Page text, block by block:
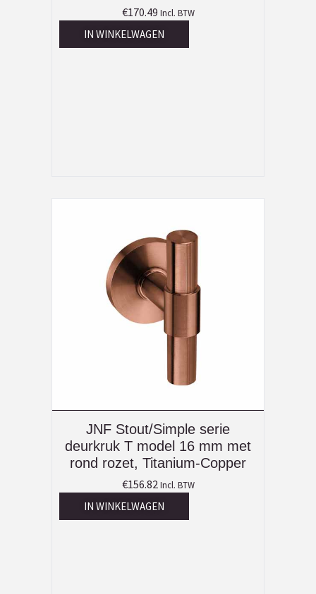
€170.49 Incl. BTW
IN WINKELWAGEN
JNF Stout/Simple serie
deurkruk T model 16 mm met
rond rozet, Titanium-Copper
€156.82 Incl. BTW
IN WINKELWAGEN